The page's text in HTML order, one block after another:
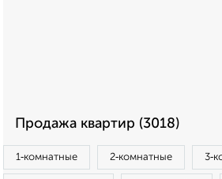
Продажа квартир (3018)
1‑комнатные 2‑комнатные